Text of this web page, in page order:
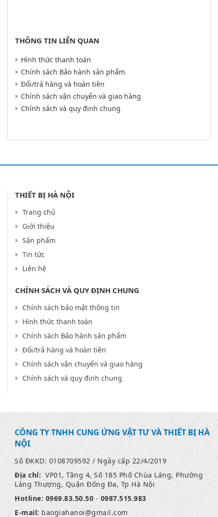
THÔNG TIN LIÊN QUAN
Hình thức thanh toán
Chính sách Bảo hành sản phẩm
Đổi/trả hàng và hoàn tiền
Chính sách vận chuyển và giao hàng
Chính sách và quy định chung
THIẾT BỊ HÀ NỘI
Trang chủ
Giới thiệu
Sản phẩm
Tin tức
Liên hệ
CHÍNH SÁCH VÀ QUY ĐỊNH CHUNG
Chính sách bảo mật thông tin
Hình thức thanh toán
Chính sách Bảo hành sản phẩm
Đổi/trả hàng và hoàn tiền
Chính sách vận chuyển và giao hàng
Chính sách và quy định chung
CÔNG TY TNHH CUNG ỨNG VẬT TƯ VÀ THIẾT BỊ HÀ
NỘI
Số ĐKKD: 0108709592 / Ngày cấp 22/4/2019
Địa chỉ: VP01, Tầng 4, Số 185 Phố Chùa Láng, Phường
Láng Thượng, Quận Đống Đa, Tp Hà Nội
Hotline: 0969.83.50.50 - 0987.515.983
E-mail: baogiahanoi@gmail.com